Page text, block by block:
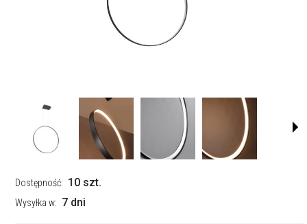
Dostępność: 10 szt.
Wysyłka w: 7 dni